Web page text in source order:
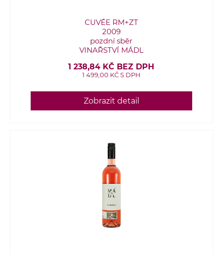
CUVÉE RM+ZT
2009
pozdní sběr
VINAŘSTVÍ MÁDL
1 238,84 KČ BEZ DPH
1 499,00 KČ S DPH
Zobrazit detail